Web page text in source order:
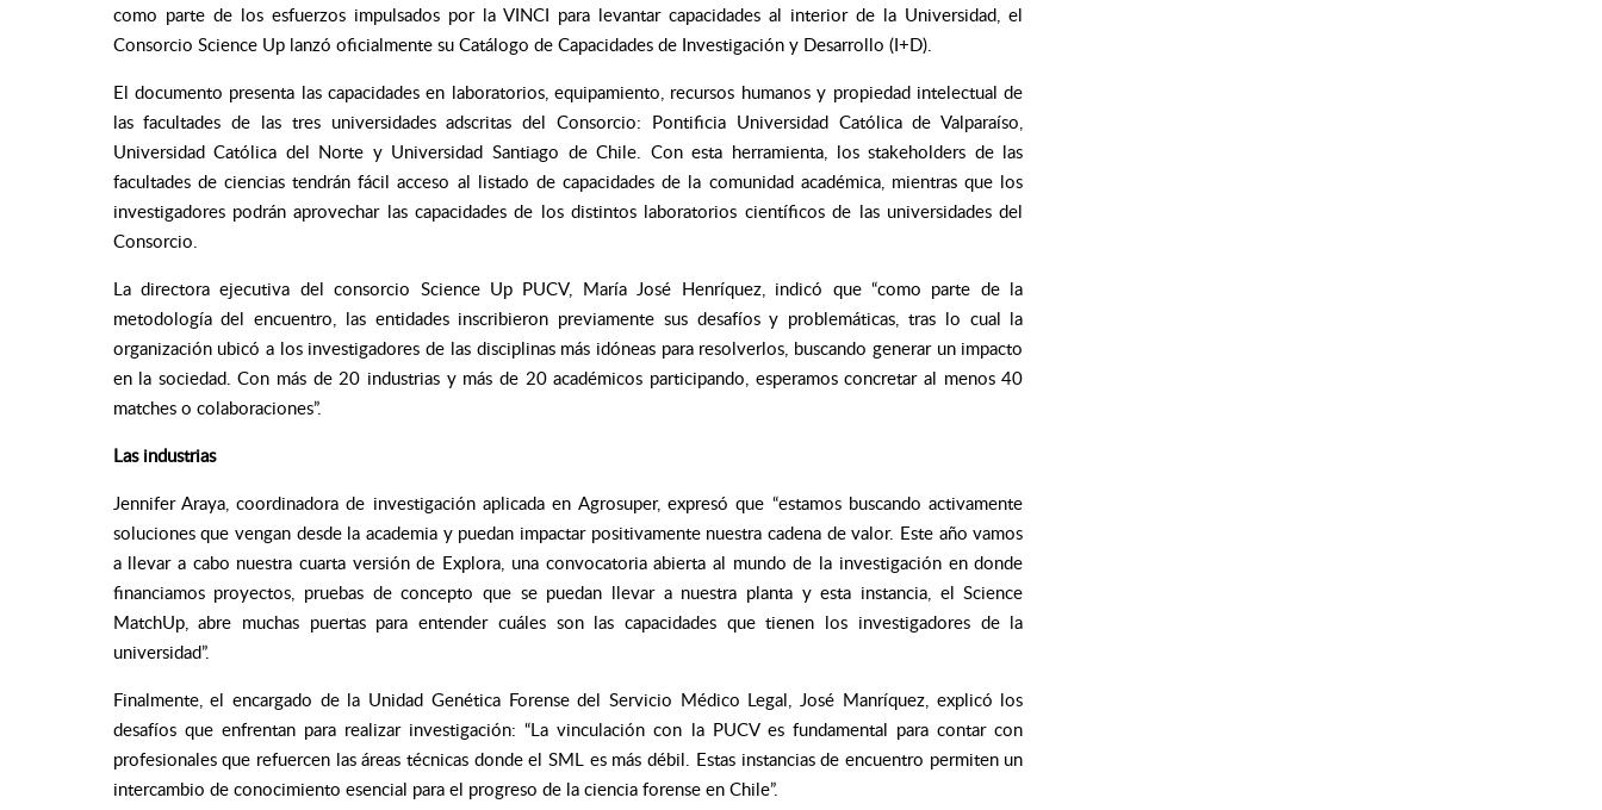
como parte de los esfuerzos impulsados por la VINCI para levantar capacidades al interior de la Universidad, el
Consorcio Science Up lanzó oficialmente su Catálogo de Capacidades de Investigación y Desarrollo (I+D).
El documento presenta las capacidades en laboratorios, equipamiento, recursos humanos y propiedad intelectual de
las facultades de las tres universidades adscritas del Consorcio: Pontificia Universidad Católica de Valparaíso,
Universidad Católica del Norte y Universidad Santiago de Chile. Con esta herramienta, los stakeholders de las
facultades de ciencias tendrán fácil acceso al listado de capacidades de la comunidad académica, mientras que los
investigadores podrán aprovechar las capacidades de los distintos laboratorios científicos de las universidades del
Consorcio.
La directora ejecutiva del consorcio Science Up PUCV, María José Henríquez, indicó que “como parte de la
metodología del encuentro, las entidades inscribieron previamente sus desafíos y problemáticas, tras lo cual la
organización ubicó a los investigadores de las disciplinas más idóneas para resolverlos, buscando generar un impacto
en la sociedad. Con más de 20 industrias y más de 20 académicos participando, esperamos concretar al menos 40
matcheso colaboraciones”.
Las industrias
Jennifer Araya, coordinadora de investigación aplicada en Agrosuper, expresó que “estamos buscando activamente
soluciones que vengan desde la academia y puedan impactar positivamente nuestra cadena de valor. Este año vamos
a llevar a cabo nuestra cuarta versión de Explora, una convocatoria abierta al mundo de la investigación en donde
financiamos proyectos, pruebas de concepto que se puedan llevar a nuestra planta y esta instancia, el Science
MatchUp, abre muchas puertas para entender cuáles son las capacidades que tienen los investigadores de la
universidad”.
Finalmente, el encargado de la Unidad Genética Forense del Servicio Médico Legal, José Manríquez, explicó los
desafíos que enfrentan para realizar investigación: “La vinculación con la PUCV es fundamental para contar con
profesionales que refuercen las áreas técnicas donde el SML es más débil. Estas instancias de encuentro permiten un
intercambio de conocimiento esencial para el progreso de la ciencia forense en Chile”.